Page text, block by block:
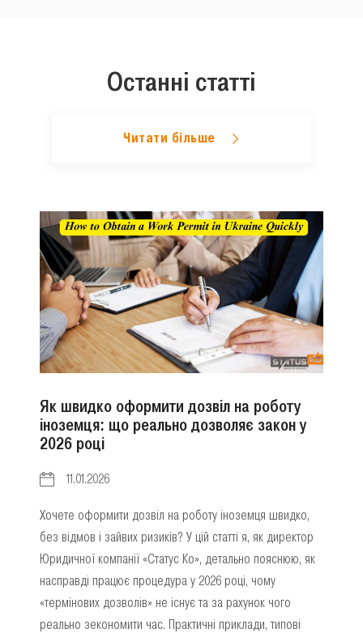
Останні статті
Читати більше
Як швидко оформити дозвіл на роботу
іноземця: що реально дозволяє закон у
2026 році
11.01.2026
Хочете оформити дозвіл на роботу іноземця швидко,
без відмов і зайвих ризиків? У цій статті я, як директор
Юридичної компанії «Статус Ко», детально пояснюю, як
насправді працює процедура у 2026 році, чому
«термінових дозволів» не існує та за рахунок чого
реально зекономити час. Практичні приклади, типові